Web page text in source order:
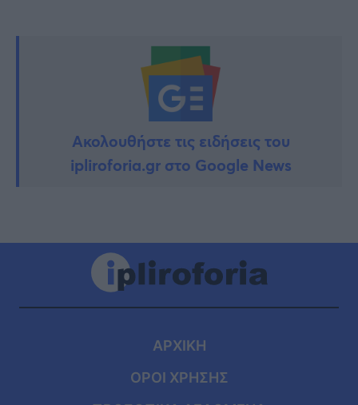
Ακολουθήστε τις ειδήσεις του
ipliroforia.gr στο Google News
ΑΡΧΙΚΗ
ΟΡΟΙ ΧΡΗΣΗΣ